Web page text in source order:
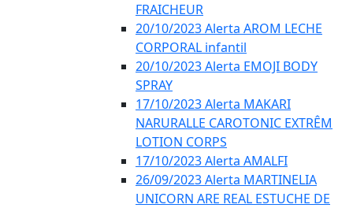
FRAICHEUR
20/10/2023 Alerta AROM LECHE
CORPORAL infantil
20/10/2023 Alerta EMOJI BODY
SPRAY
17/10/2023 Alerta MAKARI
NARURALLE CAROTONIC EXTRÊM
LOTION CORPS
17/10/2023 Alerta AMALFI
26/09/2023 Alerta MARTINELIA
UNICORN ARE REAL ESTUCHE DE